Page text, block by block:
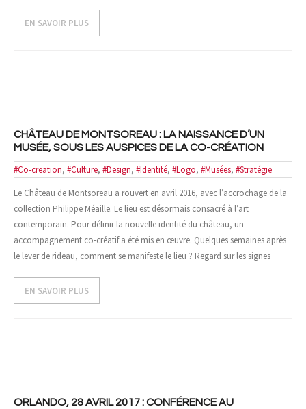
EN SAVOIR PLUS
CHÂTEAU DE MONTSOREAU : LA NAISSANCE D’UN
MUSÉE, SOUS LES AUSPICES DE LA CO-CRÉATION
#Co-creation, #Culture, #Design, #Identité, #Logo, #Musées, #Stratégie
Le Château de Montsoreau a rouvert en avril 2016, avec l’accrochage de la
collection Philippe Méaille. Le lieu est désormais consacré à l’art
contemporain. Pour définir la nouvelle identité du château, un
accompagnement co-créatif a été mis en œuvre. Quelques semaines après
le lever de rideau, comment se manifeste le lieu ? Regard sur les signes
EN SAVOIR PLUS
ORLANDO, 28 AVRIL 2017 : CONFÉRENCE AU